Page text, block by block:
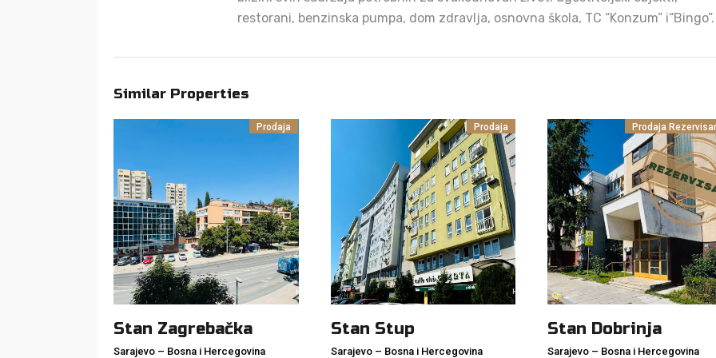
restorani, benzinska pumpa, dom zdravlja, osnovna škola, TC “Konzum” i“Bingo”.
Similar Properties
Prodaja
Stan Zagrebačka
Sarajevo – Bosna i Hercegovina
Prodaja
Stan Stup
Sarajevo – Bosna i Hercegovina
Prodaja
Stan Dobrinja
Sarajevo – Bosna i Hercegovina